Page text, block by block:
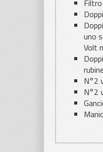
uno
Volt
N°2
N°2